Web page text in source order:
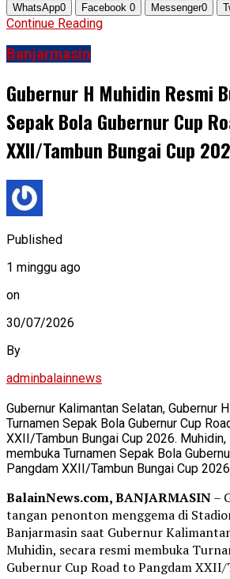
WhatsApp0 Facebook 0 Messenger0
Continue Reading
Banjarmasin
Gubernur H Muhidin Resmi
Sepak Bola Gubernur Cup
XXII/Tambun Bungai Cup
Published
1 minggu ago
on
30/07/2026
By
adminbalainnews
Gubernur Kalimantan Selatan, Gubernur
Turnamen Sepak Bola Gubernur Cup
XXII/Tambun Bungai Cup 2026.
membuka Turnamen Sepak Bola
Pangdam XXII/Tambun Bungai Cup
BalainNews.com, BANJARMASIN–
tangan penonton menggema di
Banjarmasin saat Gubernur
Muhidin, secara resmi membuka
Gubernur Cup Road to Pangdam